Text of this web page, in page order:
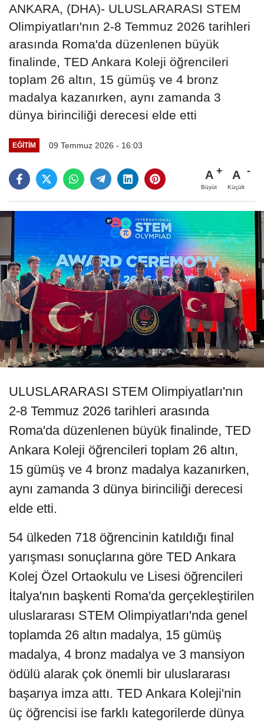
ANKARA, (DHA)- ULUSLARARASI STEM
Olimpiyatları'nın 2-8 Temmuz 2026 tarihleri
arasında Roma'da düzenlenen büyük
finalinde, TED Ankara Koleji öğrencileri
toplam 26 altın, 15 gümüş ve 4 bronz
madalya kazanırken, aynı zamanda 3
dünya birinciliği derecesi elde etti
EĞITIM 09 Temmuz 2026 - 16:03
A
Büyüt
A
Küçült
ULUSLARARASI STEM Olimpiyatları'nın
2-8 Temmuz 2026 tarihleri arasında
Roma'da düzenlenen büyük finalinde, TED
Ankara Koleji öğrencileri toplam 26 altın,
15 gümüş ve 4 bronz madalya kazanırken,
aynı zamanda 3 dünya birinciliği derecesi
elde etti.
54 ülkeden 718 öğrencinin katıldığı final
yarışması sonuçlarına göre TED Ankara
Kolej Özel Ortaokulu ve Lisesi öğrencileri
İtalya'nın başkenti Roma'da gerçekleştirilen
uluslararası STEM Olimpiyatları'nda genel
toplamda 26 altın madalya, 15 gümüş
madalya, 4 bronz madalya ve 3 mansiyon
ödülü alarak çok önemli bir uluslararası
başarıya imza attı. TED Ankara Koleji'nin
üç öğrencisi ise farklı kategorilerde dünya